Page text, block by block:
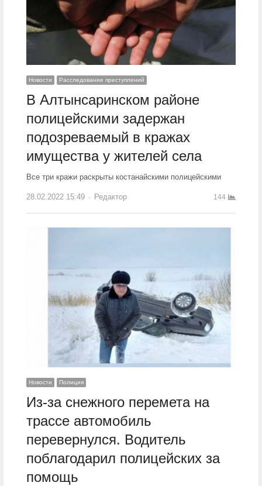
Новости Расследование преступлений
В Алтынсаринском районе
полицейскими задержан
подозреваемый в кражах
имущества у жителей села
Все три кражи раскрыты костанайскими полицейскими
28.02.2022 15:49 Author
Редактор 144
Новости Полиция
Из-за снежного перемета на
трассе автомобиль
перевернулся. Водитель
поблагодарил полицейских за
помощь